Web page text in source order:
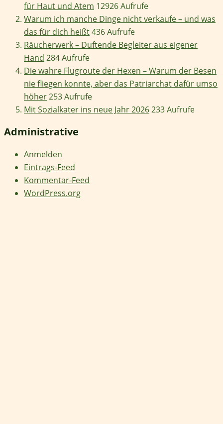
für Haut und Atem 12926 Aufrufe
Warum ich manche Dinge nicht verkaufe – und was
das für dich heißt436 Aufrufe
Räucherwerk – Duftende Begleiter aus eigener
Hand 284 Aufrufe
Die wahre Flugroute der Hexen – Warum der Besen
nie fliegen konnte, aber das Patriarchat dafür umso
höher253 Aufrufe
Mit Sozialkater ins neue Jahr 2026233 Aufrufe
Administrative
Anmelden
Eintrags-Feed
Kommentar-Feed
WordPress.org